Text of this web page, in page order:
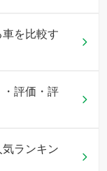
を比較す
・評価・評
ランキン